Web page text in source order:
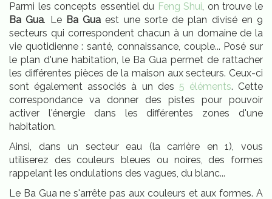
Parmi les concepts essentiel du Feng Shui, on trouve le
Ba Gua. Le Ba Gua est une sorte de plan divisé en 9
secteurs qui correspondent chacun à un domaine de la
vie quotidienne : santé, connaissance, couple... Posé sur
le plan d'une habitation, le Ba Gua permet de rattacher
les différentes pièces de la maison aux secteurs. Ceux-ci
sont également associés à un des 5 éléments. Cette
correspondance va donner des pistes pour pouvoir
activer l'énergie dans les différentes zones d'une
habitation.
Ainsi, dans un secteur eau (la carrière en 1), vous
utiliserez des couleurs bleues ou noires, des formes
rappelant les ondulations des vagues, du blanc...
Le Ba Gua ne s'arrête pas aux couleurs et aux formes. A